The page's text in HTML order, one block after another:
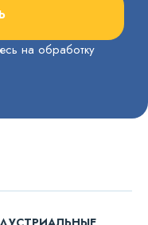
на обработку